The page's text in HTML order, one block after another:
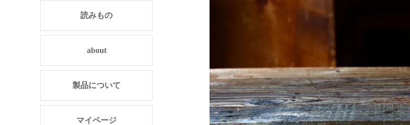
読みもの
about
製品について
マイページ